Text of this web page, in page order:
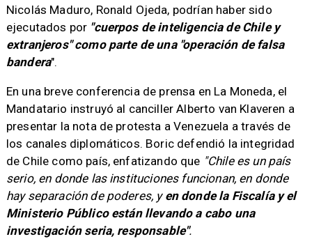
Nicolás Maduro, Ronald Ojeda, podrían haber sido
ejecutados por "cuerpos de inteligencia de Chile y
extranjeros" como parte de una "operación de falsa
bandera".
En una breve conferencia de prensa en La Moneda, el
Mandatario instruyó al canciller Alberto van Klaveren a
presentar la nota de protesta a Venezuela a través de
los canales diplomáticos. Boric defendió la integridad
de Chile como país, enfatizando que "Chile es un país
serio, en donde las instituciones funcionan, en donde
hay separación de poderes, y en donde la Fiscalía y el
Ministerio Público están llevando a cabo una
investigación seria, responsable".